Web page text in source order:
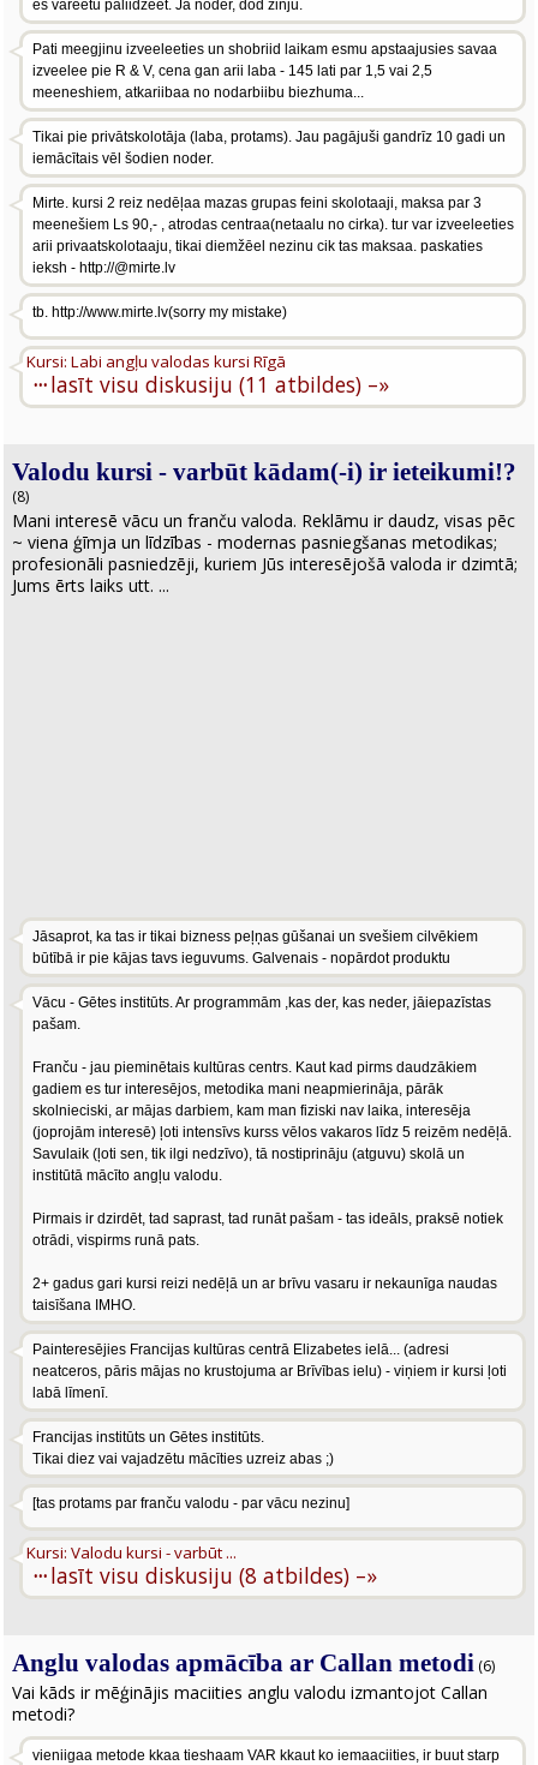
es vareetu paliidzeet. Ja noder, dod zinju.
Pati meegjinu izveeleeties un shobriid laikam esmu apstaajusies savaa
izveelee pie R & V, cena gan arii laba - 145 lati par 1,5 vai 2,5
meeneshiem, atkariibaa no nodarbiibu biezhuma...
Tikai pie privātskolotāja (laba, protams). Jau pagājuši gandrīz 10 gadi un
iemācītais vēl šodien noder.
Mirte. kursi 2 reiz nedēļaa mazas grupas feini skolotaaji, maksa par 3
meenešiem Ls 90,- , atrodas centraa(netaalu no cirka). tur var izveeleeties
arii privaatskolotaaju, tikai diemžēel nezinu cik tas maksaa. paskaties
ieksh - http://@mirte.lv
tb. http://www.mirte.lv(sorry my mistake)
···
Kursi: Labi angļu valodas kursi Rīgā
lasīt visu diskusiju (11 atbildes) –»
Valodu kursi - varbūt kādam(-i) ir ieteikumi!?
(8)
Mani interesē vācu un franču valoda. Reklāmu ir daudz, visas pēc
~ viena ģīmja un līdzības - modernas pasniegšanas metodikas;
profesionāli pasniedzēji, kuriem Jūs interesējošā valoda ir dzimtā;
Jums ērts laiks utt. ...
Jāsaprot, ka tas ir tikai bizness peļņas gūšanai un svešiem cilvēkiem
būtībā ir pie kājas tavs ieguvums. Galvenais - nopārdot produktu
Vācu - Gētes institūts. Ar programmām ,kas der, kas neder, jāiepazīstas
pašam.
Franču - jau pieminētais kultūras centrs. Kaut kad pirms daudzākiem
gadiem es tur interesējos, metodika mani neapmierināja, pārāk
skolnieciski, ar mājas darbiem, kam man fiziski nav laika, interesēja
(joprojām interesē) ļoti intensīvs kurss vēlos vakaros līdz 5 reizēm nedēļā.
Savulaik (ļoti sen, tik ilgi nedzīvo), tā nostiprināju (atguvu) skolā un
institūtā mācīto angļu valodu.
Pirmais ir dzirdēt, tad saprast, tad runāt pašam - tas ideāls, praksē notiek
otrādi, vispirms runā pats.
2+ gadus gari kursi reizi nedēļā un ar brīvu vasaru ir nekaunīga naudas
taisīšana IMHO.
Painteresējies Francijas kultūras centrā Elizabetes ielā... (adresi
neatceros, pāris mājas no krustojuma ar Brīvības ielu) - viņiem ir kursi ļoti
labā līmenī.
Francijas institūts un Gētes institūts.
Tikai diez vai vajadzētu mācīties uzreiz abas ;)
[tas protams par franču valodu - par vācu nezinu]
···
Kursi: Valodu kursi - varbūt ...
lasīt visu diskusiju (8 atbildes) –»
Anglu valodas apmācība ar Callan metodi (6)
Vai kāds ir mēģinājis maciities anglu valodu izmantojot Callan
metodi?
vieniigaa metode kkaa tieshaam VAR kkaut ko iemaaciities, ir buut starp